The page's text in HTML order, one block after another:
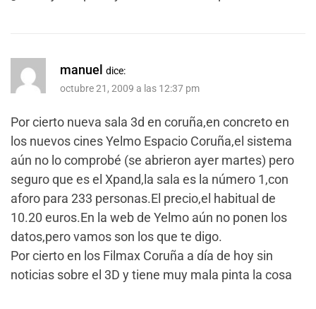
manuel dice:
octubre 21, 2009 a las 12:37 pm
Por cierto nueva sala 3d en coruña,en concreto en
los nuevos cines Yelmo Espacio Coruña,el sistema
aún no lo comprobé (se abrieron ayer martes) pero
seguro que es el Xpand,la sala es la número 1,con
aforo para 233 personas.El precio,el habitual de
10.20 euros.En la web de Yelmo aún no ponen los
datos,pero vamos son los que te digo.
Por cierto en los Filmax Coruña a día de hoy sin
noticias sobre el 3D y tiene muy mala pinta la cosa